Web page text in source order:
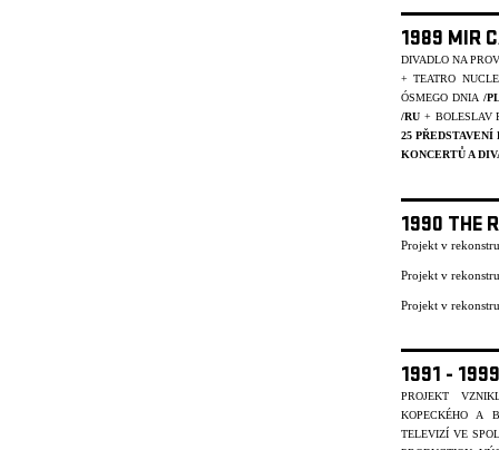
1989 MIR
DIVADLO NA
+ TEATRO
ÓSMEGO DNIA /
/RU + BOLESLAV
25
KONCERTŮ A
1990 THE
Projekt v
Projekt v
Projekt v
1991 -
PROJEKT
KOPECKÉHO A
TELEVIZÍ VE